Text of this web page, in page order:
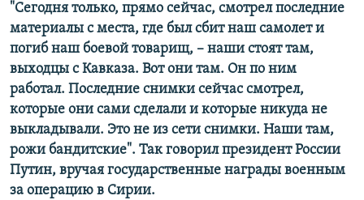
"Сегодня только, прямо сейчас, смотрел последние
материалы с места, где был сбит наш самолет и
погиб наш боевой товарищ, – наши стоят там,
выходцы с Кавказа. Вот они там. Он по ним
работал. Последние снимки сейчас смотрел,
которые они сами сделали и которые никуда не
выкладывали. Это не из сети снимки. Наши там,
рожи бандитские". Так говорил президент России
Путин, вручая государственные награды военным
за операцию в Сирии.